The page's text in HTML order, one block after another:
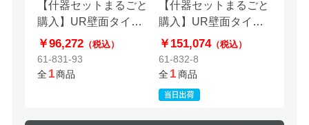
【什器セットまるごと
購入】UR壁面タイプ
幅120cmブラック2連
結セット
￥96,272（税込）
61-831-93
全 1商品
【什器セットまるごと
購入】UR壁面タイプ
W90 BK 3連結セット
￥151,074（税込）
61-832-8
全1商品